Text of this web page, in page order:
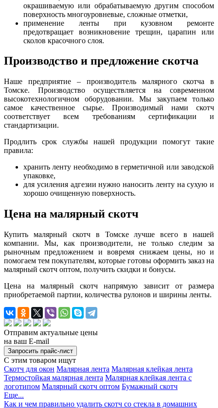
окрашиваемую или обрабатываемую другим способом
поверхность многоуровневые, сложные отметки,
применение ленты при кузовном ремонте
предотвращает возникновение трещин, царапин или
сколов красочного слоя.
Производство и предложение скотча
Наше предприятие – производитель малярного скотча в
Томске. Производство осуществляется на современном
высокотехнологичном оборудовании. Мы закупаем только
самое качественное сырье. Производимый нами скотч
соответствует всем требованиям сертификации и
стандартизации.
Продлить срок службы нашей продукции помогут такие
правила:
хранить ленту необходимо в герметичной или заводской
упаковке,
для усиления адгезии нужно наносить ленту на сухую и
хорошо очищенную поверхность.
Цена на малярный скотч
Купить малярный скотч в Томске лучше всего в нашей
компании. Мы, как производители, не только следим за
рыночным предложением и вовремя снижаем цены, но и
помогаем тем покупателям, которые готовы оформить заказ на
малярный скотч оптом, получить скидки и бонусы.
Цена на малярный скотч напрямую зависит от размера
приобретаемой партии, количества рулонов и ширины ленты.
Отправим актуальные цены
на ваш E-mail
С этим товаром ищут
Скотч для окон Малярная лента Малярная клейкая лента
Термостойкая малярная лента Малярная клейкая лента с
логотипом Малярный скотч оптом Бумажный скотч
Еще...
Как и чем правильно удалить скотч со стекла в домашних